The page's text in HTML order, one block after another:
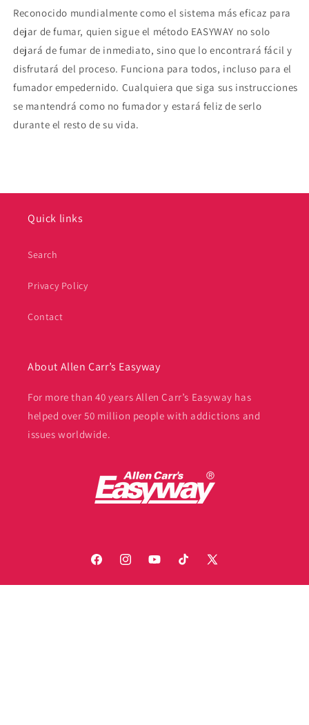
Reconocido mundialmente como el sistema más eficaz para
dejar de fumar, quien sigue el método EASYWAY no solo
dejará de fumar de inmediato, sino que lo encontrará fácil y
disfrutará del proceso. Funciona para todos, incluso para el
fumador empedernido. Cualquiera que siga sus instrucciones
se mantendrá como no fumador y estará feliz de serlo
durante el resto de su vida.
Quick links
Search
Privacy Policy
Contact
About Allen Carr’s Easyway
For more than 40 years Allen Carr’s Easyway has
helped over 50 million people with addictions and
issues worldwide.
FacebookInstagramYouTubeTikTok
X
(Twitter)